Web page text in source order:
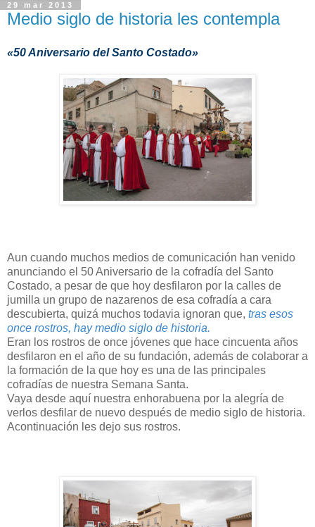
29 mar 2013
Medio siglo de historia les contempla
«50 Aniversario del Santo Costado»
Aun cuando muchos medios de comunicación han venido
anunciando el 50 Aniversario de la cofradía del Santo
Costado, a pesar de que hoy desfilaron por la calles de
jumilla un grupo de nazarenos de esa cofradía a cara
descubierta, quizá muchos todavia ignoran que, tras esos
once rostros, hay medio siglo de historia.
Eran los rostros de once jóvenes que hace cincuenta años
desfilaron en el año de su fundación, además de colaborar a
la formación de la que hoy es una de las principales
cofradías de nuestra Semana Santa.
Vaya desde aquí nuestra enhorabuena por la alegría de
verlos desfilar de nuevo después de medio siglo de historia.
Acontinuación les dejo sus rostros.